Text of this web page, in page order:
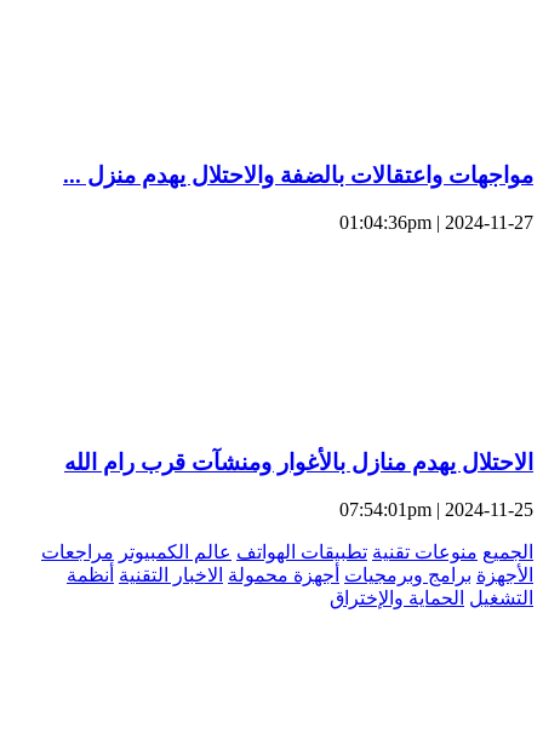
مواجهات واعتقالات بالضفة والاحتلال يهدم منزل ...
2024-11-27 | 01:04:36pm
الاحتلال يهدم منازل بالأغوار ومنشآت قرب رام الله
2024-11-25 | 07:54:01pm
الجميع منوعات تقنية تطبيقات الهواتف عالم الكمبيوتر مراجعات
الأجهزة برامج وبرمجيات أجهزة محمولة الاخبار التقنية أنظمة
التشغيل الحماية والإختراق